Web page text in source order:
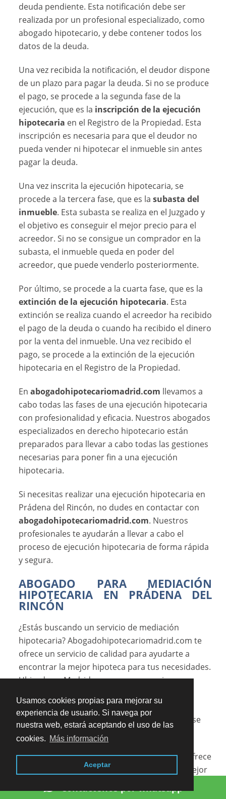
Usamos cookies propias para mejorar su
experiencia de usuario. Si navega por
nuestra web, estará aceptando el uso de las
cookies. Más información
Aceptar
deuda pendiente. Esta notificación debe ser
realizada por un profesional especializado, como
abogado hipotecario, y debe contener todos los
datos de la deuda.
Una vez recibida la notificación, el deudor dispone
de un plazo para pagar la deuda. Si no se produce
el pago, se procede a la segunda fase de la
ejecución, que es la inscripción de la ejecución
hipotecaria en el Registro de la Propiedad. Esta
inscripción es necesaria para que el deudor no
pueda vender ni hipotecar el inmueble sin antes
pagar la deuda.
Una vez inscrita la ejecución hipotecaria, se
procede a la tercera fase, que es lasubasta del
inmueble. Esta subasta se realiza en el Juzgado y
el objetivo es conseguir el mejor precio para el
acreedor. Si no se consigue un comprador en la
subasta, el inmueble queda en poder del
acreedor, que puede venderlo posteriormente.
Por último, se procede a la cuarta fase, que es la
extinción de la ejecución hipotecaria. Esta
extinción se realiza cuando el acreedor ha recibido
el pago de la deuda o cuando ha recibido el dinero
por la venta del inmueble. Una vez recibido el
pago, se procede a la extinción de la ejecución
hipotecaria en el Registro de la Propiedad.
Enabogadohipotecariomadrid.com llevamos a
cabo todas las fases de una ejecución hipotecaria
con profesionalidad y eficacia. Nuestros abogados
especializados en derecho hipotecario están
preparados para llevar a cabo todas las gestiones
necesarias para poner fin a una ejecución
hipotecaria.
Si necesitas realizar una ejecución hipotecaria en
Prádena del Rincón, no dudes en contactar con
abogadohipotecariomadrid.com. Nuestros
profesionales te ayudarán a llevar a cabo el
proceso de ejecución hipotecaria de forma rápida
y segura.
ABOGADO PARA MEDIACIÓN
HIPOTECARIA EN PRÁDENA DEL
RINCÓN
¿Estás buscando un servicio de mediación
hipotecaria? Abogadohipotecariomadrid.com te
ofrece un servicio de calidad para ayudarte a
encontrar la mejor hipoteca para tus necesidades.
Ubicada en Madrid, pero con presencia en
Abogadohipotecariomadrid.com es tu mejor
opción para encontrar la hipoteca que mejor se
ajuste a tus necesidades.
La mediación hipotecaria es un servicio que ofrece
asesoramiento y consejo para encontrar la mejor
hipotecarios están aquí para ayudarte a encontrar
Contáctenos por whatsapp